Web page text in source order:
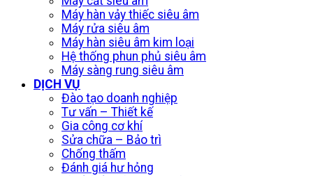
Máy hàn vảy thiếc siêu âm
Máy rửa siêu âm
Máy hàn siêu âm kim loại
Hệ thống phun phủ siêu âm
Máy sàng rung siêu âm
DỊCH VỤ
Đào tạo doanh nghiệp
Tư vấn – Thiết kế
Gia công cơ khí
Sửa chữa – Bảo trì
Chống thấm
Đánh giá hư hỏng